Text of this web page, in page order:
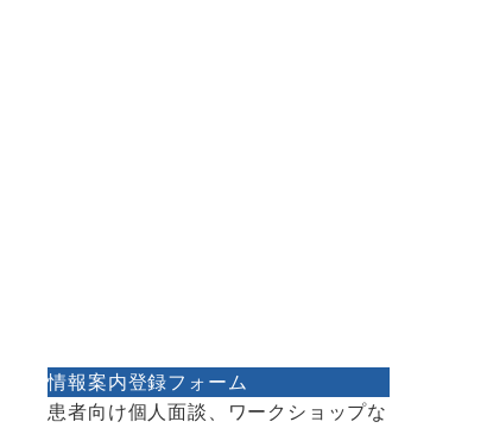
情報案内登録フォーム
患者向け個人面談、ワークショップな